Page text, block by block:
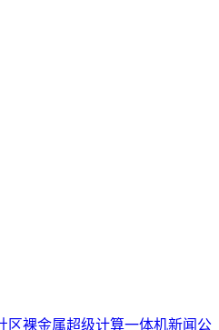
区裸金属超级计算一体机新闻公